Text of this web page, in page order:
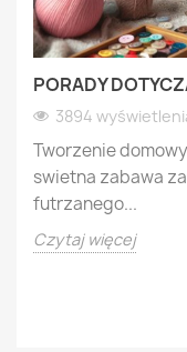
PORADY
3894
Tworzenie
swietna zabawa
futrzanego...
Czytaj więcej